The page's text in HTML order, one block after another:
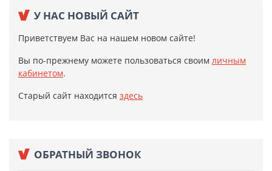
У НАС НОВЫЙ САЙТ
Приветствуем Вас на нашем новом сайте!
Вы по-прежнему можете пользоваться своим личным
кабинетом.
Старый сайт находится здесь
ОБРАТНЫЙ ЗВОНОК